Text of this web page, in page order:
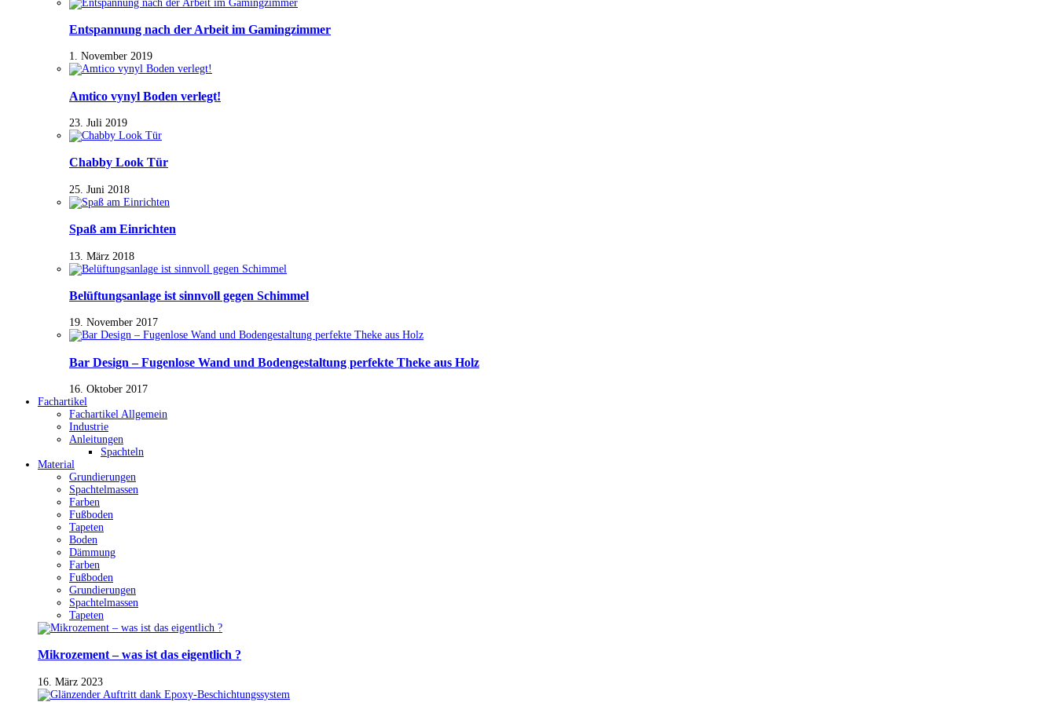
Entspannung nach der Arbeit im Gamingzimmer
1. November 2019
Amtico vynyl Boden verlegt!
23. Juli 2019
Chabby Look Tür
25. Juni 2018
Spaß am Einrichten
13. März 2018
Belüftungsanlage ist sinnvoll gegen Schimmel
19. November 2017
Bar Design – Fugenlose Wand und Bodengestaltung perfekte Theke aus Holz
16. Oktober 2017
Fachartikel
Fachartikel Allgemein
Industrie
Anleitungen
Spachteln
Material
Grundierungen
Spachtelmassen
Farben
Fußboden
Tapeten
Boden
Dämmung
Farben
Fußboden
Grundierungen
Spachtelmassen
Tapeten
Mikrozement – was ist das eigentlich ?
16. März 2023